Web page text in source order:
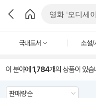
국내도서 소설/
이 분야에 1,784개의 상품이 있습